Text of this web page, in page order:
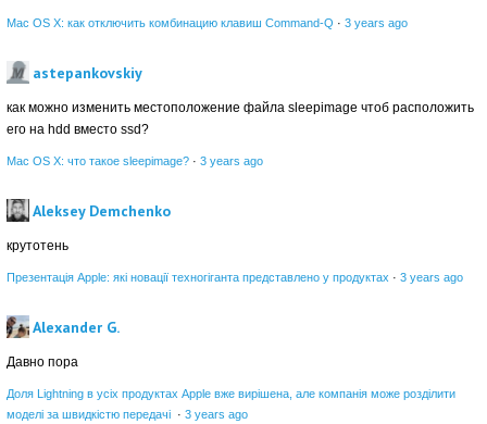
Mac OS X: как отключить комбинацию клавиш Command-Q · 3 years ago
astepankovskiy
как можно изменить местоположение файла sleepimage чтоб расположить
его на hdd вместо ssd?
Mac OS X: что такое sleepimage? · 3 years ago
Aleksey Demchenko
крутотень
Презентація Apple: які новації техногіганта представлено у продуктах · 3 years ago
Alexander G.
Давно пора
Доля Lightning в усіх продуктах Apple вже вирішена, але компанія може розділити
моделі за швидкістю передачі · 3 years ago